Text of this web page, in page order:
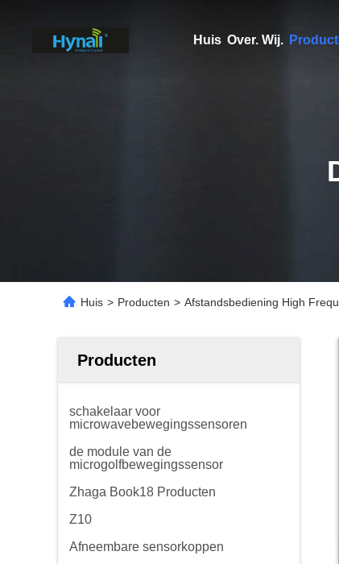
Huis Over. Wij.
Huis > Producten > Afstandsbediening High
Producten
schakelaar voor
microwavebewegingssensoren
de module van de
microgolfbewegingssensor
Zhaga Book18 Producten
Z10
Afneembare sensorkoppen